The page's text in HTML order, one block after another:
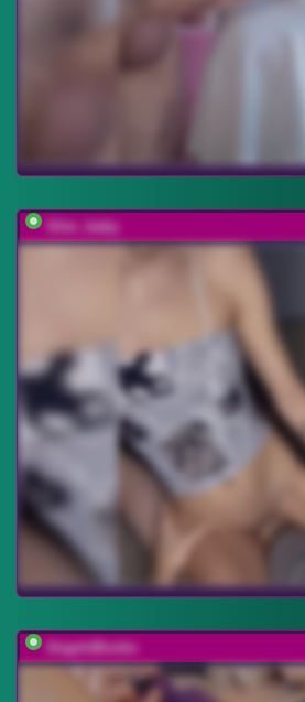
Slim_baby
AngelsBoobs